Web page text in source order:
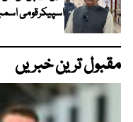
اسپیکرقومی
مقبول ترین خبریں